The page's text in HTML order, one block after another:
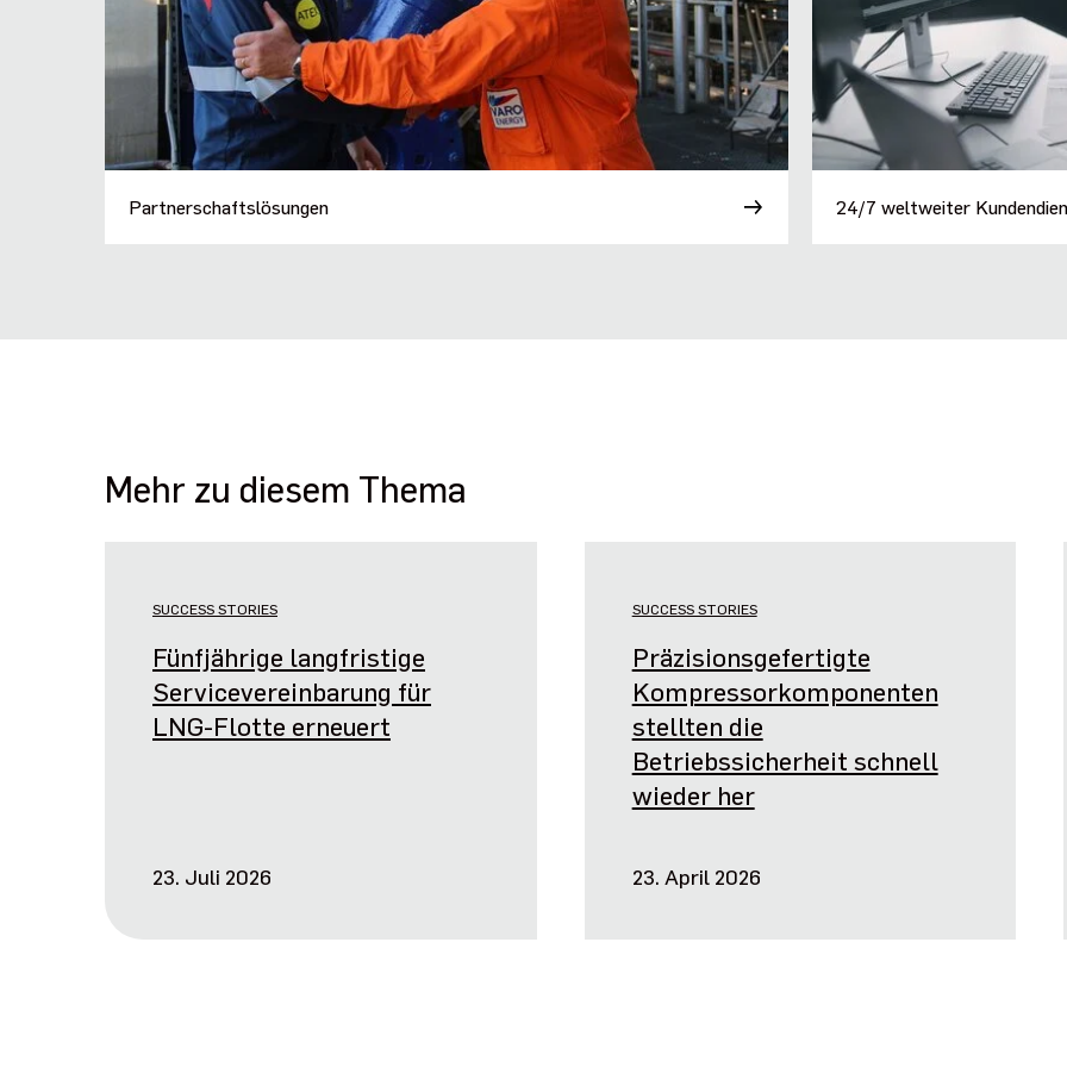
Partnerschaftslösungen 24/7 weltweiter
Mehr zu diesem Thema
SUCCESS STORIES
Fünfjährige langfristige
Servicevereinbarung für
LNG-Flotte erneuert
23. Juli 2026
SUCCESS STORIES
Präzisionsgefertigte
Kompressorkomponenten
stellten die
Betriebssicherheit schnell
wieder her
23. April 2026